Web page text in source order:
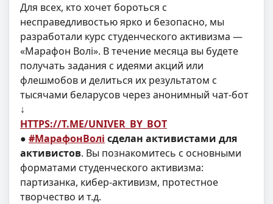
Для всех, кто хочет бороться с
несправедливостью ярко и безопасно, мы
разработали курс студенческого активизма —
«Марафон Волi». В течение месяца вы будете
получать задания с идеями акций или
флешмобов и делиться их результатом с
тысячами беларусов через анонимный чат-бот
↓
HTTPS://T.ME/UNIVER_BY_BOT
● #МарафонВолi сделан активистами для
активистов. Вы познакомитесь с основными
форматами студенческого активизма:
партизанка, кибер-активизм, протестное
творчество и т.д.